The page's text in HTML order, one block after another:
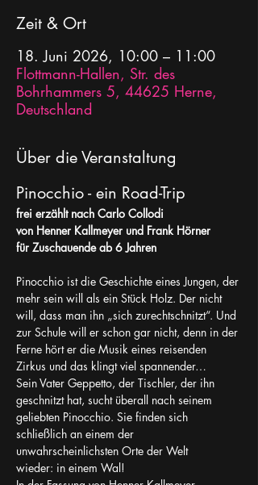
Zeit & Ort
18. Juni 2026, 10:00 – 11:00
Flottmann-Hallen, Str. des
Bohrhammers 5, 44625 Herne,
Deutschland
Über die Veranstaltung
Pinocchio - ein Road-Trip
frei erzählt nach Carlo Collodi
von Henner Kallmeyer und Frank Hörner
für Zuschauende ab 6 Jahren
Pinocchio ist die Geschichte eines Jungen, der
mehr sein will als ein Stück Holz. Der nicht
will, dass man ihn „sich zurechtschnitzt“. Und
zur Schule will er schon gar nicht, denn in der
Ferne hört er die Musik eines reisenden
Zirkus und das klingt viel spannender…
Sein Vater Geppetto, der Tischler, der ihn
geschnitzt hat, sucht überall nach seinem
geliebten Pinocchio. Sie finden sich
schließlich an einem der
unwahrscheinlichsten Orte der Welt
wieder: in einem Wal!